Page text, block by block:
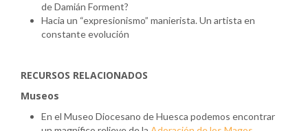
de Damián Forment?
Hacia un “expresionismo” manierista. Un artista en
constante evolución
RECURSOS RELACIONADOS
Museos
En el Museo Diocesano de Huesca podemos encontrar